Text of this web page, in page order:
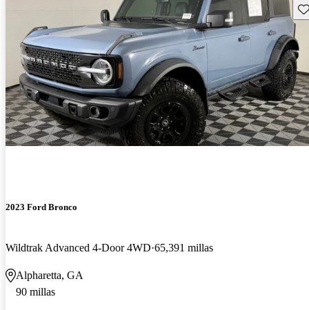
2023 Ford Bronco
Wildtrak Advanced 4-Door 4WD 65,391 millas
Alpharetta, GA
90 millas